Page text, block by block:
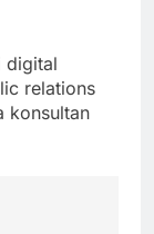
digital
relations
konsultan